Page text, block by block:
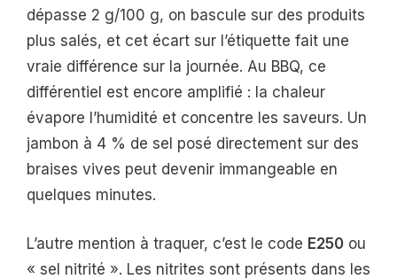
dépasse 2 g/100 g, on bascule sur des produits
plus salés, et cet écart sur l’étiquette fait une
vraie différence sur la journée. Au BBQ, ce
différentiel est encore amplifié : la chaleur
évapore l’humidité et concentre les saveurs. Un
jambon à 4 % de sel posé directement sur des
braises vives peut devenir immangeable en
quelques minutes.
L’autre mention à traquer, c’est le code E250 ou
« sel nitrité ». Les nitrites sont présents dans les